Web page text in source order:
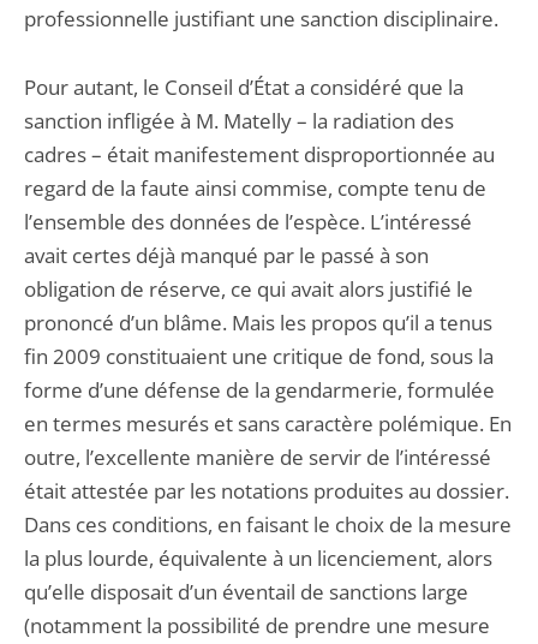
professionnelle justifiant une sanction disciplinaire.
Pour autant, le Conseil d’État a considéré que la
sanction infligée à M. Matelly – la radiation des
cadres – était manifestement disproportionnée au
regard de la faute ainsi commise, compte tenu de
l’ensemble des données de l’espèce. L’intéressé
avait certes déjà manqué par le passé à son
obligation de réserve, ce qui avait alors justifié le
prononcé d’un blâme. Mais les propos qu’il a tenus
fin 2009 constituaient une critique de fond, sous la
forme d’une défense de la gendarmerie, formulée
en termes mesurés et sans caractère polémique. En
outre, l’excellente manière de servir de l’intéressé
était attestée par les notations produites au dossier.
Dans ces conditions, en faisant le choix de la mesure
la plus lourde, équivalente à un licenciement, alors
qu’elle disposait d’un éventail de sanctions large
(notamment la possibilité de prendre une mesure